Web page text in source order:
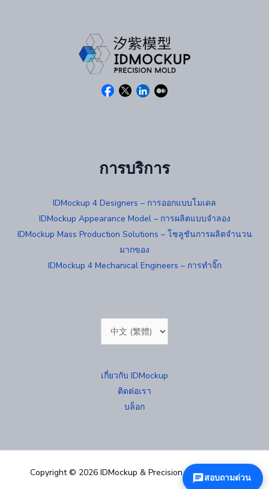
การบริการ
IDMockup 4 Designers – การออกแบบโมเดล
IDMockup Appearance Model – การผลิตแบบจำลอง
IDMockup Mass Production Solutions – โซลูชันการผลิตจำนวน
มากของ
IDMockup 4 Mechanical Engineers – การทำจิ๊ก
Choose
a
เกี่ยวกับ IDMockup
ติดต่อเรา
บล็อก
Copyright © 2026 IDMockup & Precision Mold 汐紫模型
สอบถามด่วน